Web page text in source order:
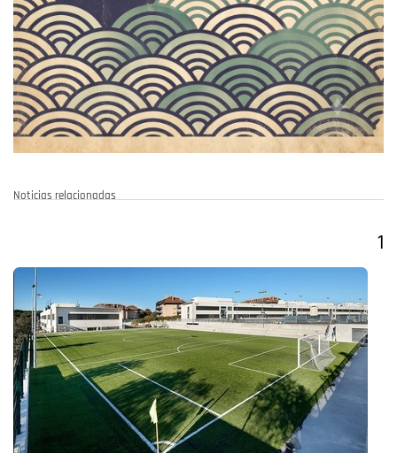
Noticias relacionadas
1